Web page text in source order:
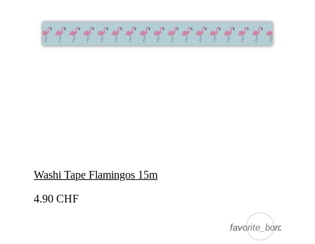
Washi Tape Flamingos 15m
4.90 CHF
favorite_border
favorite_border